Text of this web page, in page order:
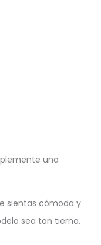
una
sientas cómoda y
sea tan tierno,